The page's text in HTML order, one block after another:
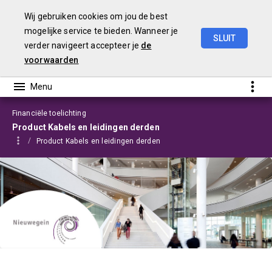
Wij gebruiken cookies om jou de best
mogelijke service te bieden. Wanneer je
verder navigeert accepteer je de
voorwaarden
SLUIT
Financiële toelichting
Product Kabels en leidingen derden
Product Kabels en leidingen derden